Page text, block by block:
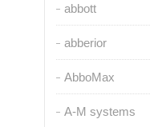
abbott
abberior
AbboMax
A-M systems